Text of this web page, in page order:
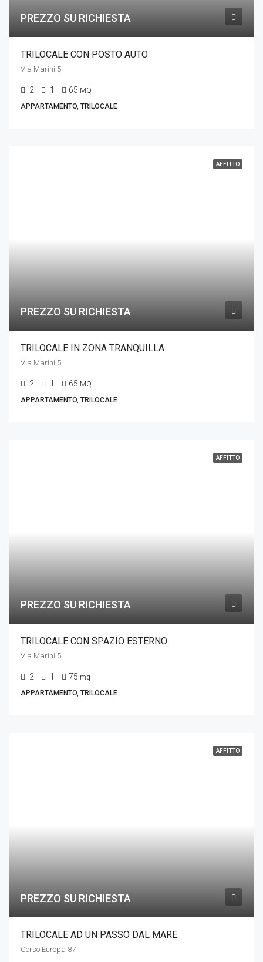
PREZZO SU RICHIESTA
TRILOCALE CON POSTO AUTO
Via Marini 5
2 1 65 MQ
APPARTAMENTO, TRILOCALE
AFFITTO
PREZZO SU RICHIESTA
TRILOCALE IN ZONA TRANQUILLA
Via Marini 5
2 1 65 MQ
APPARTAMENTO, TRILOCALE
AFFITTO
PREZZO SU RICHIESTA
TRILOCALE CON SPAZIO ESTERNO
Via Marini 5
2 1 75 mq
APPARTAMENTO, TRILOCALE
AFFITTO
PREZZO SU RICHIESTA
TRILOCALE AD UN PASSO DAL MARE.
Corso Europa 87